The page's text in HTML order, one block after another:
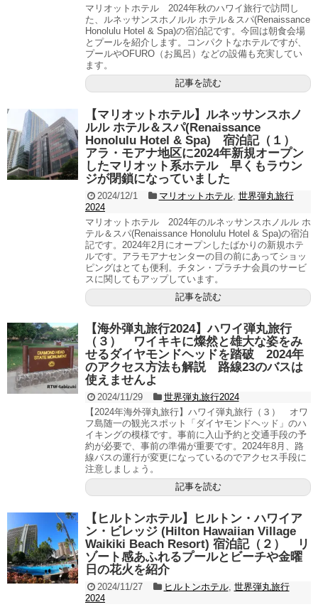
マリオットホテル 2024年秋のハワイ旅行で訪問し
た、ルネッサンスホノルル ホテル＆スパ(Renaissance
Honolulu Hotel & Spa)の宿泊記です。今回は朝食会場
とプールを紹介します。コンパクトなホテルですが、
プールやOFURO（お風呂）などの設備も充実してい
ます。
記事を読む
【マリオットホテル】ルネッサンスホノ
ルル ホテル＆スパ(Renaissance
Honolulu Hotel & Spa) 宿泊記（１）
アラ・モアナ地区に2024年新規オープン
したマリオット系ホテル 早くもラウン
ジが閉鎖になっていました
2024/12/1 マリオットホテル, 世界弾丸旅行
2024
マリオットホテル 2024年のルネッサンスホノルル ホ
テル＆スパ(Renaissance Honolulu Hotel & Spa)の宿泊
記です。2024年2月にオープンしたばかりの新規ホテ
ルです。アラモアナセンターの目の前にあってショッ
ピングはとても便利。チタン・プラチナ会員のサービ
スに関してもアップしています。
記事を読む
【海外弾丸旅行2024】ハワイ弾丸旅行
（３） ワイキキに燦然と雄大な姿をみ
せるダイヤモンドヘッドを踏破 2024年
のアクセス方法も解説 路線23のバスは
使えませんよ
2024/11/29
世界弾丸旅行2024
【2024年海外弾丸旅行】ハワイ弾丸旅行（３） オワ
フ島随一の観光スポット「ダイヤモンドヘッド」のハ
イキングの模様です。事前に入山予約と交通手段の予
約が必要で、事前の準備が重要です。2024年8月、路
線バスの運行が変更になっているのでアクセス手段に
注意しましょう。
記事を読む
【ヒルトンホテル】ヒルトン・ハワイア
ン・ビレッジ (Hilton Hawaiian Village
Waikiki Beach Resort) 宿泊記（２） リ
ゾート感あふれるプールとビーチや金曜
日の花火を紹介
2024/11/27 ヒルトンホテル, 世界弾丸旅行
2024